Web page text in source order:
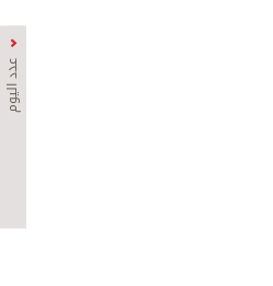
عدد اليوم